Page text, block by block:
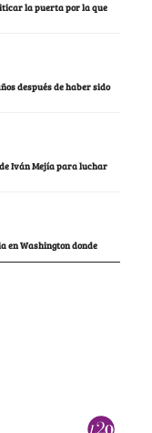
la puerta por la que
después de haber sido
Iván Mejía para luchar
en Washington donde